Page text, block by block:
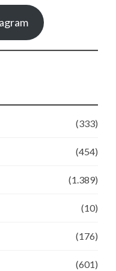
(333)
(454)
(1.389)
(10)
(176)
(601)